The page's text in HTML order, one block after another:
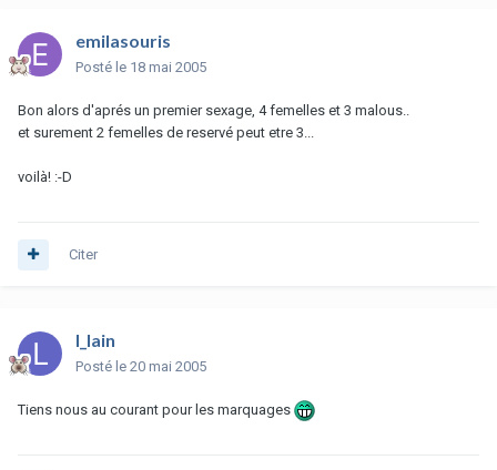
emilasouris
Posté le 18 mai 2005
Bon alors d'aprés un premier sexage, 4 femelles et 3 malous..
et surement 2 femelles de reservé peut etre 3...
voilà! :-D
Citer
l_lain
Posté le 20 mai 2005
Tiens nous au courant pour les marquages